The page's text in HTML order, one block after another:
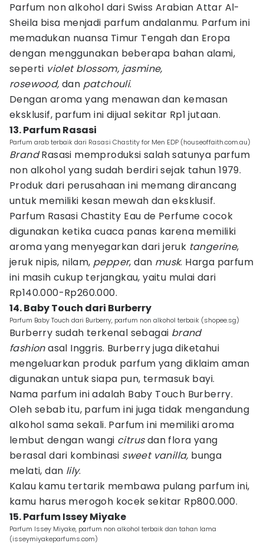
Parfum non alkohol dari Swiss Arabian Attar Al-
Sheila bisa menjadi parfum andalanmu. Parfum ini
memadukan nuansa Timur Tengah dan Eropa
dengan menggunakan beberapa bahan alami,
seperti violet blossom, jasmine,
rosewood,dan patchouli.
Dengan aroma yang menawan dan kemasan
eksklusif, parfum ini dijual sekitar Rp1 jutaan.
13. Parfum Rasasi
Parfum arab terbaik dari Rasasi Chastity for Men EDP (houseoffaith.com.au)
BrandRasasi memproduksi salah satunya parfum
non alkohol yang sudah berdiri sejak tahun 1979.
Produk dari perusahaan ini memang dirancang
untuk memiliki kesan mewah dan eksklusif.
Parfum Rasasi Chastity Eau de Perfume cocok
digunakan ketika cuaca panas karena memiliki
aroma yang menyegarkan dari jeruk tangerine,
jeruk nipis, nilam, pepper, dan musk. Harga parfum
ini masih cukup terjangkau, yaitu mulai dari
Rp140.000-Rp260.000.
14. Baby Touch dari Burberry
Parfum Baby Touch dari Burberry, parfum non alkohol terbaik (shopee.sg)
Burberry sudah terkenal sebagai brand
fashionasal Inggris. Burberry juga diketahui
mengeluarkan produk parfum yang diklaim aman
digunakan untuk siapa pun, termasuk bayi.
Nama parfum ini adalah Baby Touch Burberry.
Oleh sebab itu, parfum ini juga tidak mengandung
alkohol sama sekali. Parfum ini memiliki aroma
lembut dengan wangi citrusdan flora yang
berasal dari kombinasi sweet vanilla, bunga
melati, dan lily.
Kalau kamu tertarik membawa pulang parfum ini,
kamu harus merogoh kocek sekitar Rp800.000.
15. Parfum Issey Miyake
Parfum Issey Miyake, parfum non alkohol terbaik dan tahan lama
(isseymiyakeparfums.com)